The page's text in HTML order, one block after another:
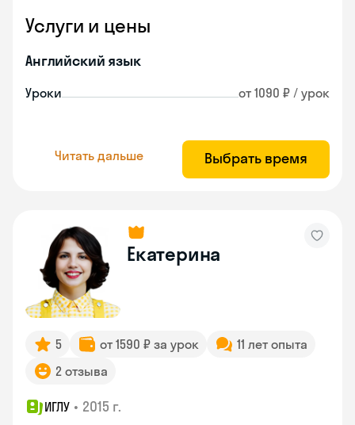
Услуги и цены
Английский язык
Уроки от 1090 ₽ / урок
Читать дальше Выбрать время
Екатерина
5 от 1590 ₽ за урок
11 лет опыта
2 отзыва
ИГЛУ • 2015 г.